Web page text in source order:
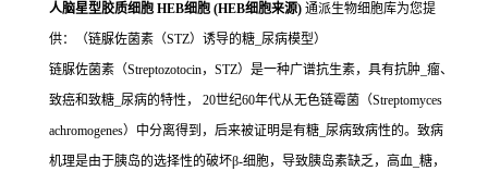
人脑星型胶质细胞 HEB细胞 (HEB细胞来源) 通派生物细胞库为您提
供：（链脲佐菌素（STZ）诱导的糖_尿病模型）
链脲佐菌素（Streptozotocin，STZ）是一种广谱抗生素，具有抗肿_瘤、
致癌和致糖_尿病的特性， 20世纪60年代从无色链霉菌（Streptomyces
achromogenes）中分离得到，后来被证明是有糖_尿病致病性的。致病
机理是由于胰岛的选择性的破坏β-细胞，导致胰岛素缺乏，高血_糖，